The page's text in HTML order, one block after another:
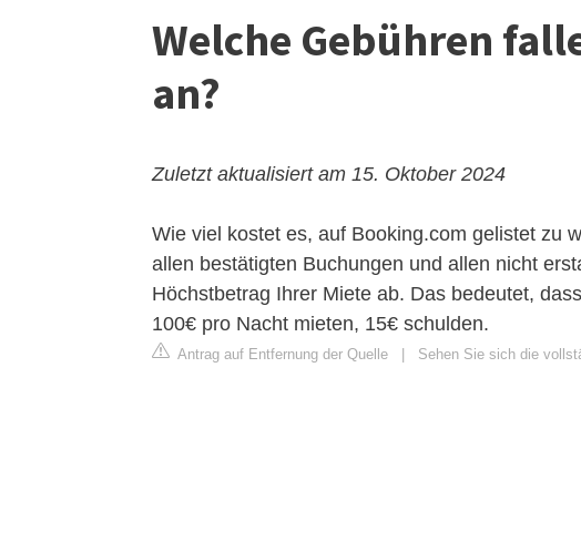
Welche Gebühren
an?
Zuletzt aktualisiert am 15. Oktober 2024
Wie viel kostet es, auf Booking.com gelistet zu
allen bestätigten Buchungen und allen nicht
Höchstbetrag Ihrer Miete ab. Das bedeutet,
100€ pro Nacht mieten, 15€ schulden.
Antrag auf Entfernung der Quelle Sehen Sie sich die